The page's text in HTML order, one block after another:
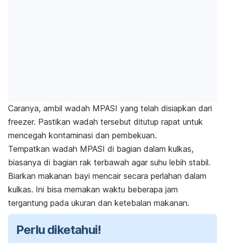
Caranya, ambil wadah MPASI yang telah disiapkan dari
freezer. Pastikan wadah tersebut ditutup rapat untuk
mencegah kontaminasi dan pembekuan.
Tempatkan wadah MPASI di bagian dalam kulkas,
biasanya di bagian rak terbawah agar suhu lebih stabil.
Biarkan makanan bayi mencair secara perlahan dalam
kulkas. Ini bisa memakan waktu beberapa jam
tergantung pada ukuran dan ketebalan makanan.
Perlu diketahui!